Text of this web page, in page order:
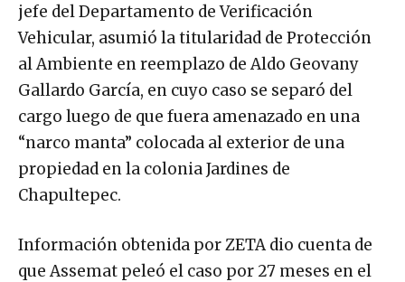
jefe del Departamento de Verificación
Vehicular, asumió la titularidad de Protección
al Ambiente en reemplazo de Aldo Geovany
Gallardo García, en cuyo caso se separó del
cargo luego de que fuera amenazado en una
“narco manta” colocada al exterior de una
propiedad en la colonia Jardines de
Chapultepec.
Información obtenida por ZETA dio cuenta de
que Assemat peleó el caso por 27 meses en el